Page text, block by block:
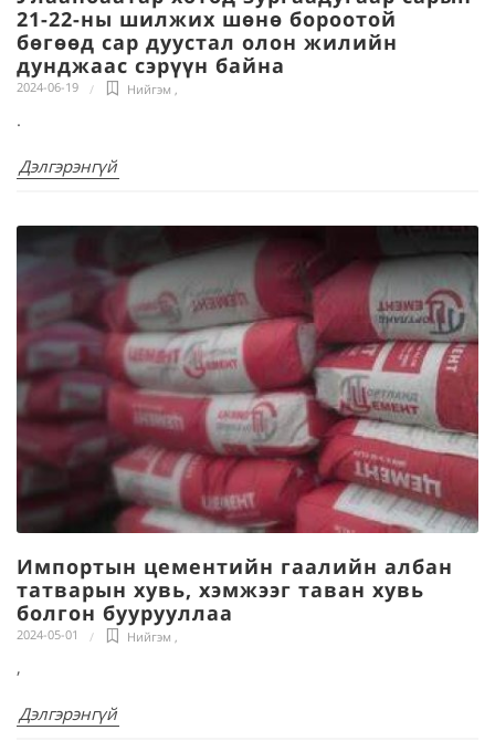
21-22-ны шилжих шөнө бороотой
бөгөөд сар дуустал олон жилийн
дунджаас сэрүүн байна
2024-06-19 Нийгэм ,
.
Дэлгэрэнгүй
Импортын цементийн гаалийн албан
татварын хувь, хэмжээг таван хувь
болгон буурууллаа
2024-05-01 Нийгэм ,
,
Дэлгэрэнгүй